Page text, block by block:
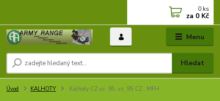
Menu
Hledat
0 ks
za 0 Kč
Úvod KALHOTY Kalhoty CZ vz. 95, vz. 95 CZ , MFH